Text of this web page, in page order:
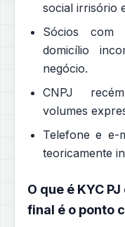
social irrisório
Sócios
domicílio
negócio.
CNPJ
volumes
Telefone e e-
teoricamente
O que é KYC
final é o ponto